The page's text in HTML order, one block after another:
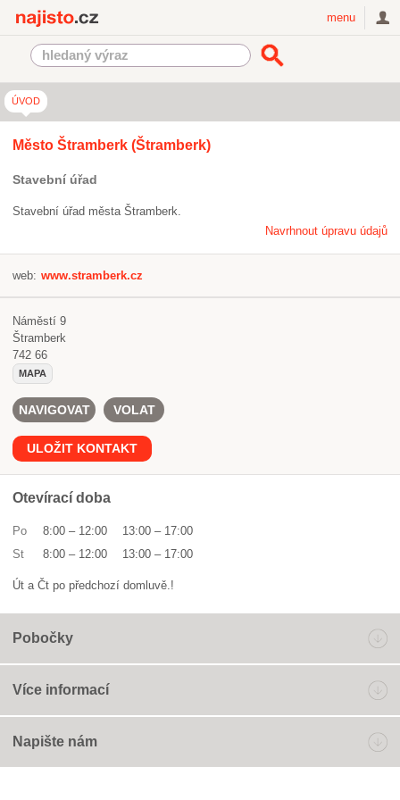
menu
ÚVOD
Město Štramberk (Štramberk)
Stavební úřad
Stavební úřad města Štramberk.
Navrhnout úpravu údajů
web: www.stramberk.cz
Náměstí 9
Štramberk
742 66
MAPA
NAVIGOVAT VOLAT
ULOŽIT KONTAKT
Otevírací doba
Po 8:00 – 12:00 13:00 – 17:00
St
8:00 – 12:00 13:00 – 17:00
Út a Čt po předchozí domluvě.!
Pobočky
Více informací
Napište nám